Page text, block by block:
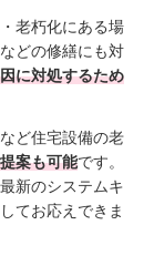
老朽化にある場
どの修繕にも対
に対処するため
ど住宅設備の老
案も可能です。
新のシステムキ
てお応えできま